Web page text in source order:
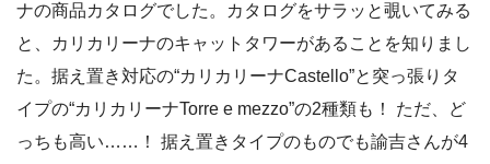
ナの商品カタログでした。カタログをサラッと覗いてみる
と、カリカリーナのキャットタワーがあることを知りまし
た。据え置き対応の“カリカリーナCastello”と突っ張りタ
イプの“カリカリーナTorre e mezzo”の2種類も！ ただ、ど
っちも高い……！ 据え置きタイプのものでも諭吉さんが4